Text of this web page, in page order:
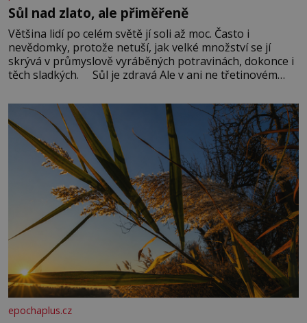
Sůl nad zlato, ale přiměřeně
Většina lidí po celém světě jí soli až moc. Často i
nevědomky, protože netuší, jak velké množství se jí
skrývá v průmyslově vyráběných potravinách, dokonce i
těch sladkých. Sůl je zdravá Ale v ani ne třetinovém
základní složky– sodík a chlór – jsou zásadní pro
správné hospodaření
epochaplus.cz